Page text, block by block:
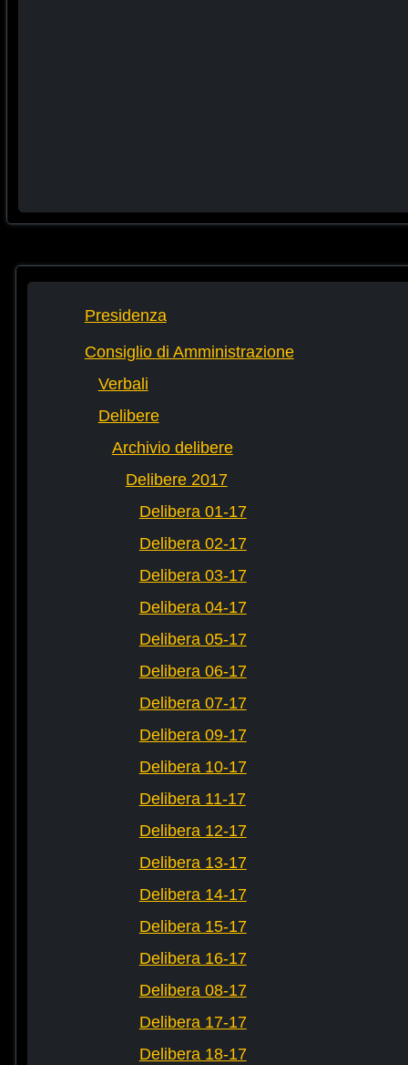
Presidenza
Consiglio di Amministrazione
Verbali
Delibere
Archivio delibere
Delibere 2017
Delibera 01-17
Delibera 02-17
Delibera 03-17
Delibera 04-17
Delibera 05-17
Delibera 06-17
Delibera 07-17
Delibera 09-17
Delibera 10-17
Delibera 11-17
Delibera 12-17
Delibera 13-17
Delibera 14-17
Delibera 15-17
Delibera 16-17
Delibera 08-17
Delibera 17-17
Delibera 18-17